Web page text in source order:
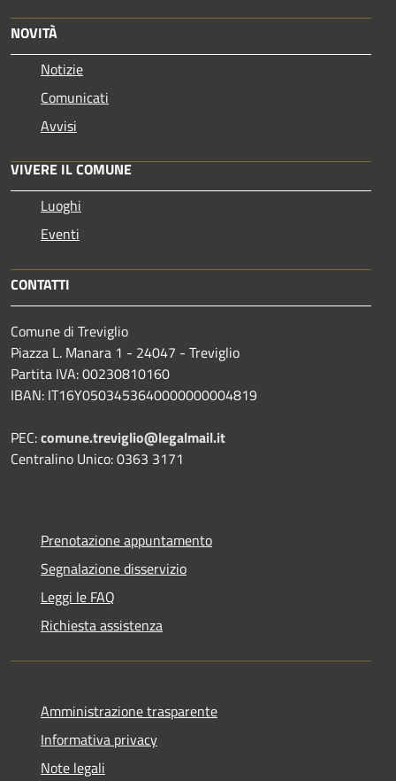
NOVITÀ
Notizie
Comunicati
Avvisi
VIVERE IL COMUNE
Luoghi
Eventi
CONTATTI
Comune di Treviglio
Piazza L. Manara 1 - 24047 - Treviglio
Partita IVA: 00230810160
IBAN: IT16Y0503453640000000004819
PEC:comune.treviglio@legalmail.it
Centralino Unico: 0363 3171
Prenotazione appuntamento
Segnalazione disservizio
Leggi le FAQ
Richiesta assistenza
Amministrazione trasparente
Informativa privacy
Note legali